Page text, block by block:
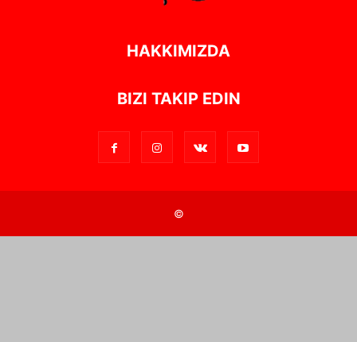
HAKKIMIZDA
BIZI TAKIP EDIN
©